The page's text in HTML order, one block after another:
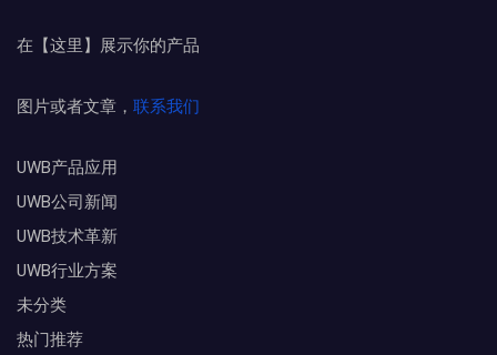
在【这里】展示你的产品
图片或者文章， 联系我们
UWB产品应用
UWB公司新闻
UWB技术革新
UWB行业方案
未分类
热门推荐